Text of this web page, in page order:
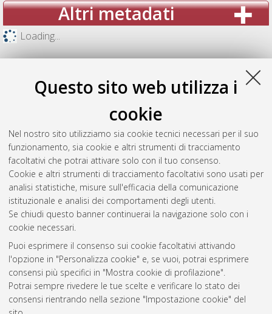
Questo sito web utilizza i
cookie
Nel nostro sito utilizziamo sia cookie tecnici necessari per il suo
funzionamento, sia cookie e altri strumenti di tracciamento
facoltativi che potrai attivare solo con il tuo consenso.
Cookie e altri strumenti di tracciamento facoltativi sono usati per
analisi statistiche, misure sull'efficacia della comunicazione
istituzionale e analisi dei comportamenti degli utenti.
Se chiudi questo banner continuerai la navigazione solo con i
cookie necessari.
Puoi esprimere il consenso sui cookie facoltativi attivando
l'opzione in "Personalizza cookie" e, se vuoi, potrai esprimere
consensi più specifici in "Mostra cookie di profilazione".
Potrai sempre rivedere le tue scelte e verificare lo stato dei
consensi rientrando nella sezione "Impostazione cookie" del
Altri metadati
Loading...
Gestione del documento:
Atom
Rss 1.0
Rss 2.0